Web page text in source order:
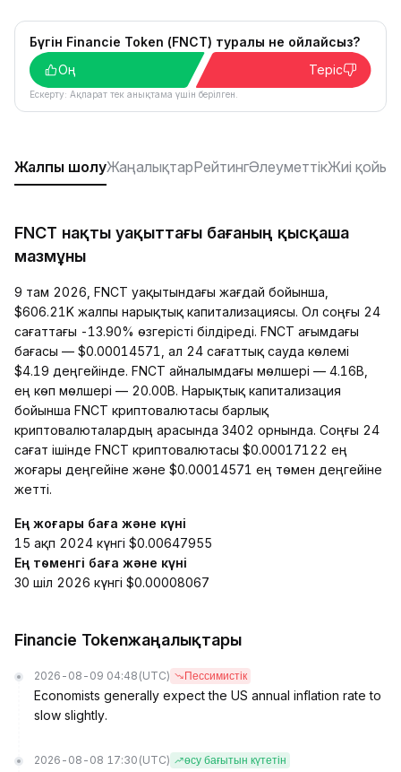
Бүгін Financie Token (FNCT) туралы не ойлайсыз?
Оң
Теріс
Ескерту: Ақпарат тек анықтама үшін берілген.
Жалпы шолуЖаңалықтарРейтингӘлеуметтікЖиі
FNCT нақты уақыттағы бағаның қысқаша
мазмұны
9 там 2026, FNCT уақытындағы жағдай бойынша,
$606.21K жалпы нарықтық капитализациясы. Ол соңғы 24
сағаттағы -13.90% өзгерісті білдіреді. FNCT ағымдағы
бағасы — $0.00014571, ал 24 сағаттық сауда көлемі
$4.19 деңгейінде. FNCT айналымдағы мөлшері — 4.16B,
ең көп мөлшері — 20.00B. Нарықтық капитализация
бойынша FNCT криптовалютасы барлық
криптовалюталардың арасында 3402 орнында. Соңғы 24
сағат ішінде FNCT криптовалютасы $0.00017122 ең
жоғары деңгейіне және $0.00014571 ең төмен деңгейіне
жетті.
Ең жоғары баға және күні
15 ақп 2024 күнгі $0.00647955
Ең төменгі баға және күні
30 шіл 2026 күнгі $0.00008067
Financie Tokenжаңалықтары
2026-08-09 04:48 (UTC) Пессимистік
Economists generally expect the US annual inflation rate to
slow slightly.
2026-08-08 17:30 (UTC) өсу бағытын күтетін